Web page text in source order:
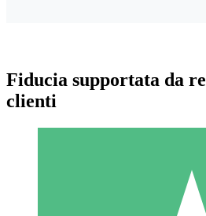
Fiducia supportata da
clienti